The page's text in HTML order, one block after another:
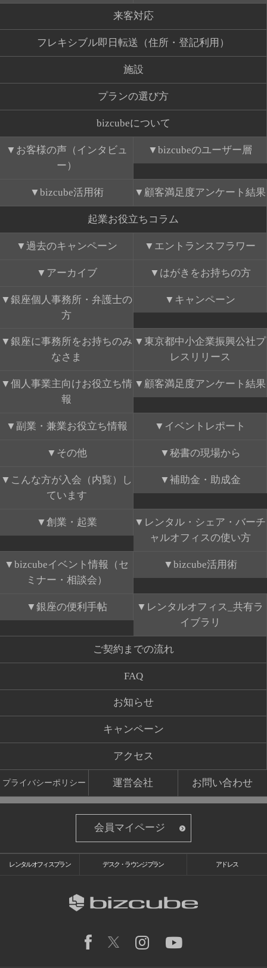
来客対応
フレキシブル即日転送（住所・登記利用）
施設
プランの選び方
bizcubeについて
お客様の声（インタビュ
ー）
bizcubeのユーザー層
bizcube活用術 顧客満足度アンケート結果
起業お役立ちコラム
過去のキャンペーン エントランスフラワー
アーカイブ はがきをお持ちの方
銀座個人事務所・弁護士の
方
キャンペーン
銀座に事務所をお持ちのみ
なさま
東京都中小企業振興公社プ
レスリリース
個人事業主向けお役立ち情
報
顧客満足度アンケート結果
副業・兼業お役立ち情報 イベントレポート
その他 秘書の現場から
こんな方が入会（内覧）し
ています
補助金・助成金
創業・起業
レンタル・シェア・バーチ
ャルオフィスの使い方
bizcubeイベント情報（セ
ミナー・相談会）
bizcube活用術
銀座の便利手帖
レンタルオフィス_共有ラ
イブラリ
ご契約までの流れ
FAQ
お知らせ
キャンペーン
アクセス
プライバシーポリシー 運営会社 お問い合わせ
会員マイページ
レンタルオフィスプラン デスク・ラウンジプラン アドレス